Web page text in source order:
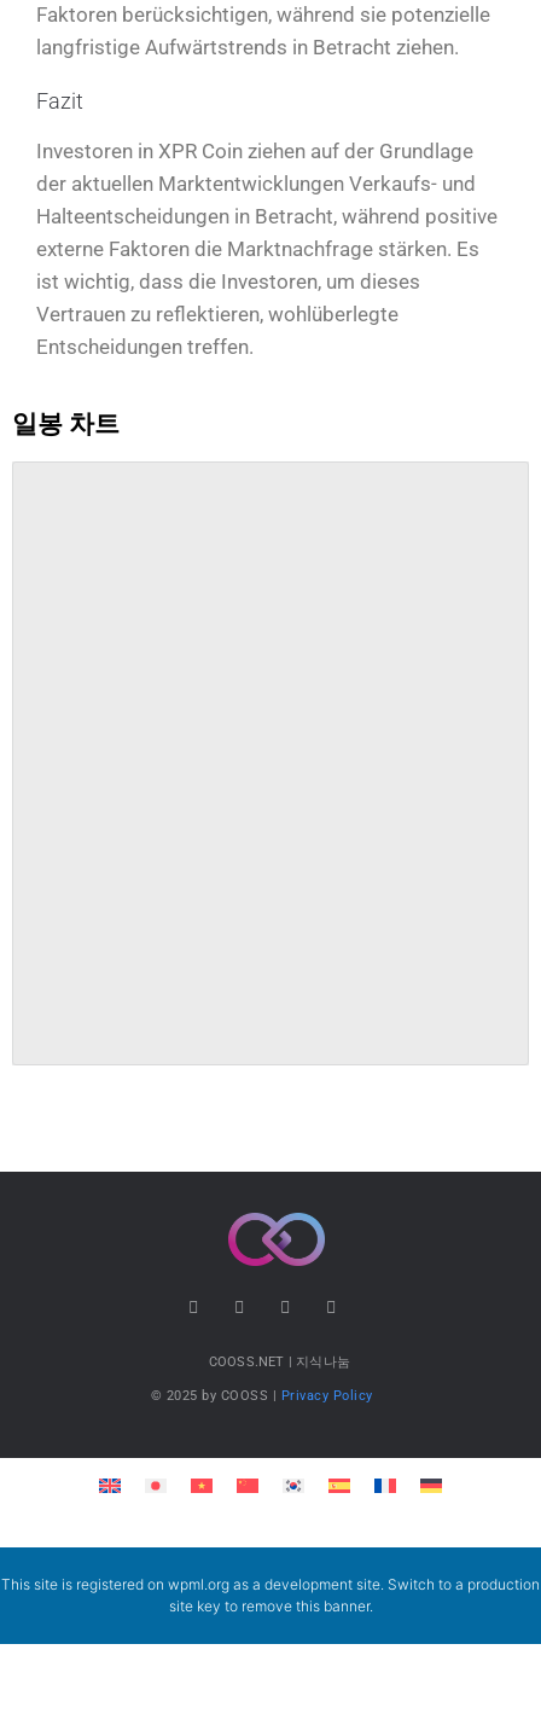
Faktoren berücksichtigen, während sie potenzielle
langfristige Aufwärtstrends in Betracht ziehen.
Fazit
Investoren in XPR Coin ziehen auf der Grundlage
der aktuellen Marktentwicklungen Verkaufs- und
Halteentscheidungen in Betracht, während positive
externe Faktoren die Marktnachfrage stärken. Es
ist wichtig, dass die Investoren, um dieses
Vertrauen zu reflektieren, wohlüberlegte
Entscheidungen treffen.
일봉 차트
COOSS.NET | 지식나눔
© 2025 by COOSS | Privacy Policy
This site is registered on wpml.org as a development site. Switch to a production
site key to remove this banner.